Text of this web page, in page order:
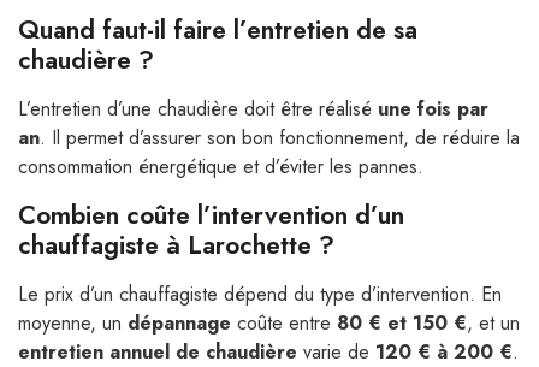
Quand faut-il faire l’entretien de sa
chaudière ?
L’entretien d’une chaudière doit être réalisé une fois par
an. Il permet d’assurer son bon fonctionnement, de réduire la
consommation énergétique et d’éviter les pannes.
Combien coûte l’intervention d’un
chauffagiste à Larochette ?
Le prix d’un chauffagiste dépend du type d’intervention. En
moyenne, un dépannage coûte entre 80 € et 150 €, et un
entretien annuel de chaudière varie de 120 € à 200 €.